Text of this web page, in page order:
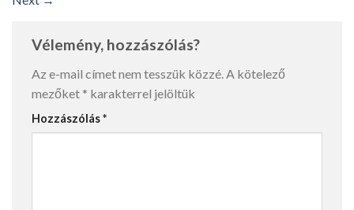
Vélemény, hozzászólás?
Az e-mail címet nem tesszük közzé.A kötelező
mezőket * karakterrel jelöltük
Hozzászólás*